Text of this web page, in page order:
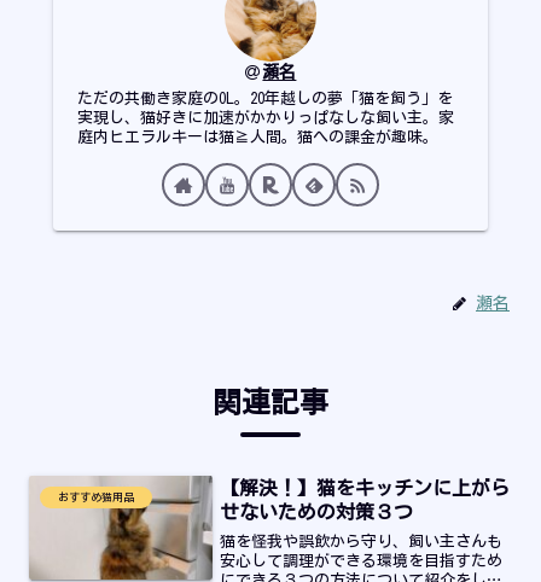
瀬名
ただの共働き家庭のOL。20年越しの夢「猫を飼う」を
実現し、猫好きに加速がかかりっぱなしな飼い主。家
庭内ヒエラルキーは猫≧人間。猫への課金が趣味。
瀬名
関連記事
おすすめ猫用品
【解決！】猫をキッチンに上がら
せないための対策３つ
猫を怪我や誤飲から守り、飼い主さんも
安心して調理ができる環境を目指すため